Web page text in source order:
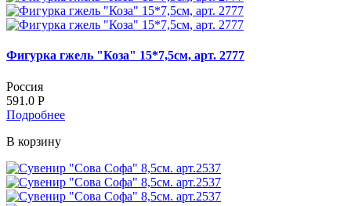
Фигурка гжель "Коза" 15*7,5см, арт. 2777
Россия
591.0 Р
Подробнее
В корзину